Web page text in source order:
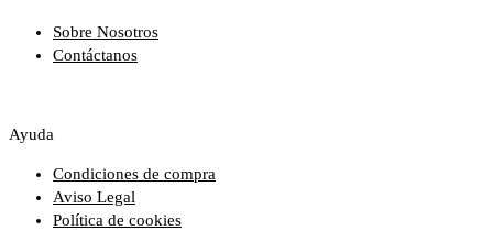
Sobre Nosotros
Contáctanos
Ayuda
Condiciones de compra
Aviso Legal
Política de cookies